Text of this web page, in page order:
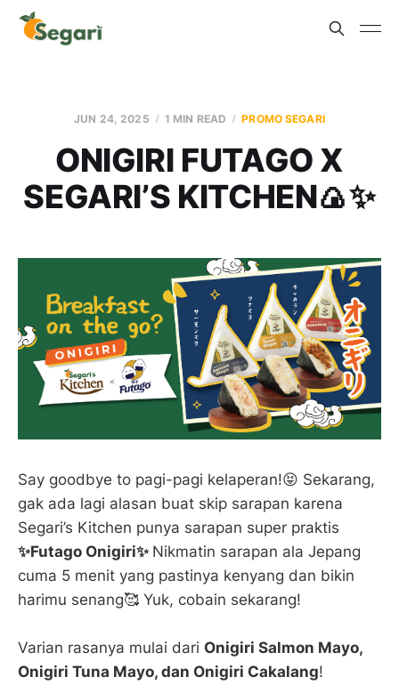
JUN 24, 2025 1 MIN READ PROMO SEGARI
ONIGIRI FUTAGO X
SEGARI’S KITCHEN🍙✨
Say goodbye to pagi-pagi kelaperan!😝 Sekarang,
gak ada lagi alasan buat skip sarapan karena
Segari’s Kitchen punya sarapan super praktis
✨Futago Onigiri✨ Nikmatin sarapan ala Jepang
cuma 5 menit yang pastinya kenyang dan bikin
harimu senang🥰 Yuk, cobain sekarang!
Varian rasanya mulai dari Onigiri Salmon Mayo,
Onigiri Tuna Mayo, dan Onigiri Cakalang!